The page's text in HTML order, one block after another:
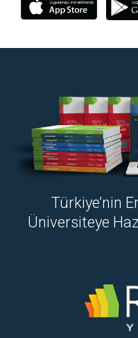
Türkiye’nin
Üniversiteye